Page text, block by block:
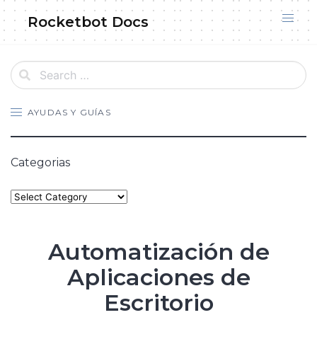
Skip
to
content
Rocketbot Docs
AYUDAS Y GUÍAS
Categorias
Categories
Automatización de
Aplicaciones de
Escritorio